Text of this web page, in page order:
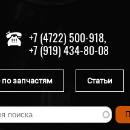
+7 (4722) 500-918,
+7 (919) 434-80-08
по запчастям Статьи